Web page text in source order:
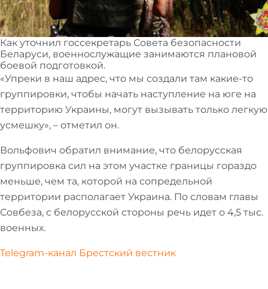
Как уточнил госсекретарь Совета безопасности
Беларуси, военнослужащие занимаются плановой
боевой подготовкой.
«Упреки в наш адрес, что мы создали там какие-то
группировки, чтобы начать наступление на юге на
территорию Украины, могут вызывать только легкую
усмешку», – отметил он.
Вольфович обратил внимание, что белорусская
группировка сил на этом участке границы гораздо
меньше, чем та, которой на сопредельной
территории располагает Украина. По словам главы
Совбеза, с белорусской стороны речь идет о 4,5 тыс.
военных.
Telegram-канал Брестский вестник